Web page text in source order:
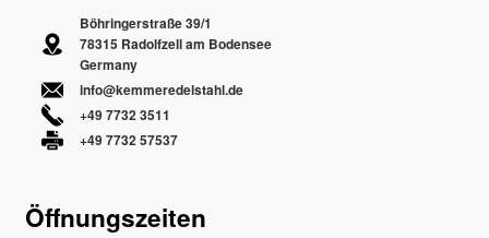
Böhringerstraße 39/1
78315 Radolfzell am Bodensee
Germany
info@kemmeredelstahl.de
+49 7732 3511
+49 7732 57537
Öffnungszeiten